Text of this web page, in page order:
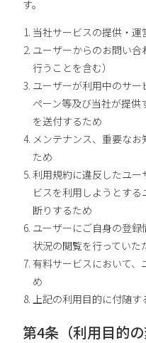
す。
当社サービスの提供・運
ユーザーからのお問い
行うことを含む）
ユーザーが利用中のサ
ペーン等及び当社が提
を送付するため
メンテナンス、重要な
ため
利用規約に違反したユー
ビスを利用しようとす
断りするため
ユーザーにご自身の登
状況の閲覧を行っていた
有料サービスにおいて
め
上記の利用目的に付随す
第4条（利用目的の